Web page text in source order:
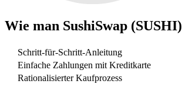
Wie man SushiSwap (SUSHI)
Schritt-für-Schritt-Anleitung
Einfache Zahlungen mit Kreditkarte
Rationalisierter Kaufprozess